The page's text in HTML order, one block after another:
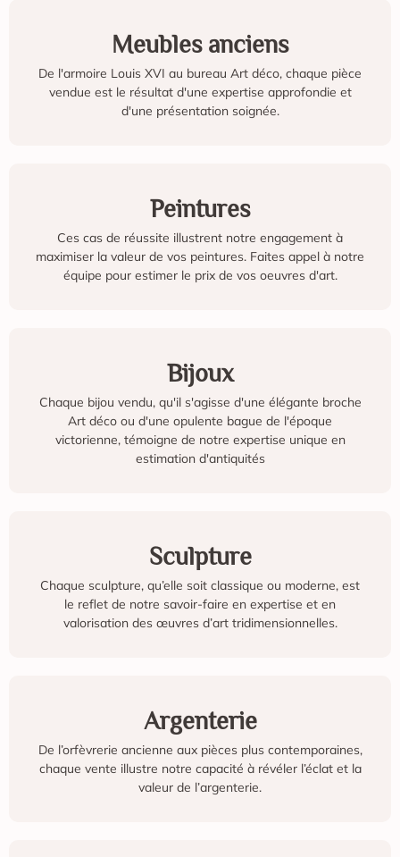
Meubles anciens
De l'armoire Louis XVI au bureau Art déco, chaque pièce
vendue est le résultat d'une expertise approfondie et
d'une présentation soignée.
Peintures
Ces cas de réussite illustrent notre engagement à
maximiser la valeur de vos peintures. Faites appel à notre
équipe pour estimer le prix de vos oeuvres d'art.
Bijoux
Chaque bijou vendu, qu'il s'agisse d'une élégante broche
Art déco ou d'une opulente bague de l'époque
victorienne, témoigne de notre expertise unique en
estimation d'antiquités
Sculpture
Chaque sculpture, qu’elle soit classique ou moderne, est
le reflet de notre savoir-faire en expertise et en
valorisation des œuvres d’art tridimensionnelles.
Argenterie
De l’orfèvrerie ancienne aux pièces plus contemporaines,
chaque vente illustre notre capacité à révéler l’éclat et la
valeur de l’argenterie.